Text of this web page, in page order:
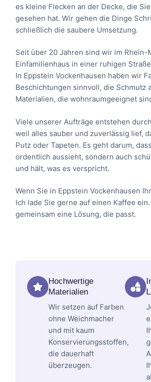
es kleine Flecken an der Decke, die
gesehen hat. Wir gehen die Dinge
schließlich die saubere Umsetzung.
Seit über 20 Jahren sind wir im
Einfamilienhaus in einer ruhigen
In Eppstein Vockenhausen haben wir
Beschichtungen sinnvoll, die Schmutz
Materialien, die wohnraumgeeignet
Viele unserer Aufträge entstehen
weil alles sauber und zuverlässig lief,
Putz oder Tapeten. Es geht darum,
ordentlich aussieht, sondern auch
und hält, was es verspricht.
Wenn Sie in Eppstein Vockenhausen
Ich lade Sie gerne auf einen Kaffee
gemeinsam eine Lösung, die passt.
Hochwertige
Materialien
Wir setzen auf Farben
ohne Weichmacher
und mit kaum
Konservierungsstoffen,
die dauerhaft
überzeugen.